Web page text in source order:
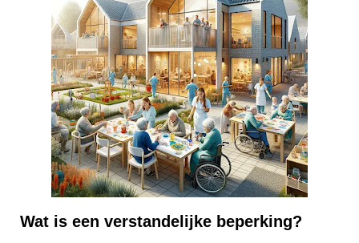
Wat is een verstandelijke beperking?